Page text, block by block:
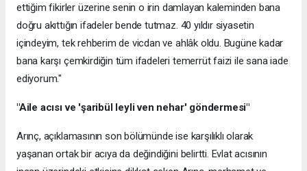
ettiğim fikirler üzerine senin o irin damlayan kaleminden bana
doğru akıttığın ifadeler bende tutmaz. 40 yıldır siyasetin
içindeyim, tek rehberim de vicdan ve ahlâk oldu. Bugüne kadar
bana karşı çemkirdiğin tüm ifadeleri temerrüt faizi ile sana iade
ediyorum."
"Aile acısı ve 'şaribül leyli ven nehar' göndermesi"
Arınç, açıklamasının son bölümünde ise karşılıklı olarak
yaşanan ortak bir acıya da değindiğini belirtti. Evlat acısının